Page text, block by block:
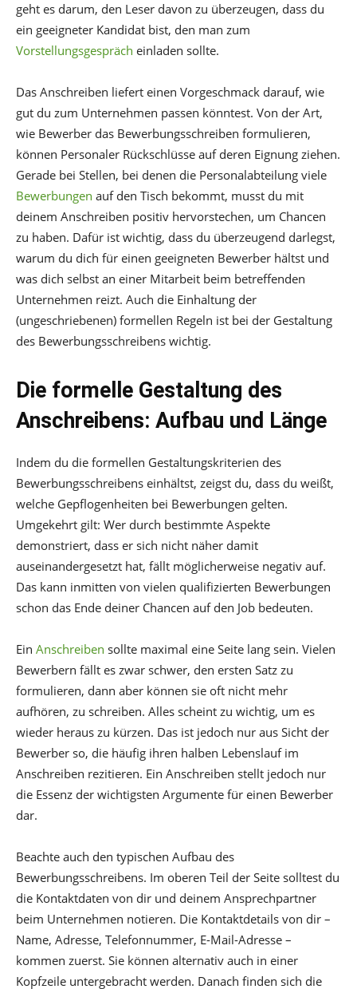
geht es darum, den Leser davon zu überzeugen, dass du
ein geeigneter Kandidat bist, den man zum
Vorstellungsgespräch einladen sollte.
Das Anschreiben liefert einen Vorgeschmack darauf, wie
gut du zum Unternehmen passen könntest. Von der Art,
wie Bewerber das Bewerbungsschreiben formulieren,
können Personaler Rückschlüsse auf deren Eignung ziehen.
Gerade bei Stellen, bei denen die Personalabteilung viele
Bewerbungen auf den Tisch bekommt, musst du mit
deinem Anschreiben positiv hervorstechen, um Chancen
zu haben. Dafür ist wichtig, dass du überzeugend darlegst,
warum du dich für einen geeigneten Bewerber hältst und
was dich selbst an einer Mitarbeit beim betreffenden
Unternehmen reizt. Auch die Einhaltung der
(ungeschriebenen) formellen Regeln ist bei der Gestaltung
des Bewerbungsschreibens wichtig.
Die formelle Gestaltung des
Anschreibens: Aufbau und Länge
Indem du die formellen Gestaltungskriterien des
Bewerbungsschreibens einhältst, zeigst du, dass du weißt,
welche Gepflogenheiten bei Bewerbungen gelten.
Umgekehrt gilt: Wer durch bestimmte Aspekte
demonstriert, dass er sich nicht näher damit
auseinandergesetzt hat, fällt möglicherweise negativ auf.
Das kann inmitten von vielen qualifizierten Bewerbungen
schon das Ende deiner Chancen auf den Job bedeuten.
Ein Anschreiben sollte maximal eine Seite lang sein. Vielen
Bewerbern fällt es zwar schwer, den ersten Satz zu
formulieren, dann aber können sie oft nicht mehr
aufhören, zu schreiben. Alles scheint zu wichtig, um es
wieder heraus zu kürzen. Das ist jedoch nur aus Sicht der
Bewerber so, die häufig ihren halben Lebenslauf im
Anschreiben rezitieren. Ein Anschreiben stellt jedoch nur
die Essenz der wichtigsten Argumente für einen Bewerber
dar.
Beachte auch den typischen Aufbau des
Bewerbungsschreibens. Im oberen Teil der Seite solltest du
die Kontaktdaten von dir und deinem Ansprechpartner
beim Unternehmen notieren. Die Kontaktdetails von dir –
Name, Adresse, Telefonnummer, E-Mail-Adresse –
kommen zuerst. Sie können alternativ auch in einer
Kopfzeile untergebracht werden. Danach finden sich die